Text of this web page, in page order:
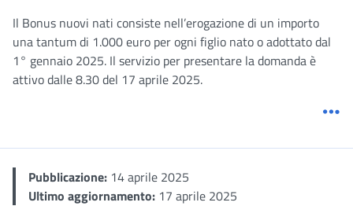
Il Bonus nuovi nati consiste nell’erogazione di un importo
una tantum di 1.000 euro per ogni figlio nato o adottato dal
1° gennaio 2025. Il servizio per presentare la domanda è
attivo dalle 8.30 del 17 aprile 2025.
Pubblicazione: 14 aprile 2025
Ultimo aggiornamento: 17 aprile 2025